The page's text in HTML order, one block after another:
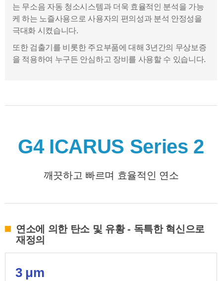
는 무소음 자동 청소시스템과 더욱 효율적인 분석을 가능
케 하는 노즐사용으로 사용자의 편의성과 분석 안정성을
극대화 시켰습니다.
또한 검출기를 비롯한 주요부품에 대해 3년간의 무상보증
을 적용하여 누구든 안심하고 장비를 사용할 수 있습니다.
G4 ICARUS Series 2
깨끗하고 빠르며 효율적인 연소
연소에 의한 탄소 및 유황 - 독특한 혁신으로
재정의
3 μm